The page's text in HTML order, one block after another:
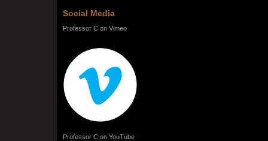
Social Media
Professor C on Vimeo
Professor C on YouTube